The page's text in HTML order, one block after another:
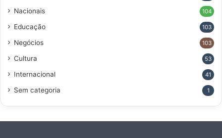
Nacionais 104
Educação 103
Negócios 103
Cultura 53
Internacional 41
Sem categoria 1